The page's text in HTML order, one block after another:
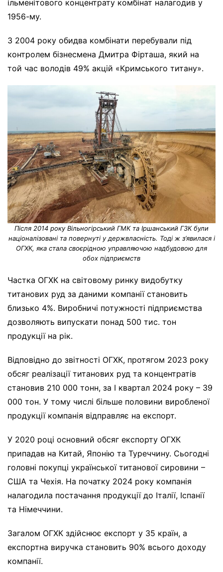
ільменітового концентрату комбінат налагодив у
1956-му.
З 2004 року обидва комбінати перебували під
контролем бізнесмена Дмитра Фірташа, який на
той час володів 49% акцій «Кримського титану».
Після 2014 року Вільногірський ГМК та Іршанський ГЗК були
націоналізовані та повернуті у держвласність. Тоді ж з’явилася і
ОГХК, яка стала своєрідною управляючою надбудовою для
обох підприємств
Частка ОГХК на світовому ринку видобутку
титанових руд за даними компанії становить
близько 4%. Виробничі потужності підприємства
дозволяють випускати понад 500 тис. тон
продукції на рік.
Відповідно до звітності ОГХК, протягом 2023 року
обсяг реалізації титанових руд та концентратів
становив 210 000 тонн, за І квартал 2024 року – 39
000 тон. У тому числі більше половини виробленої
продукції компанія відправляє на експорт.
У 2020 році основний обсяг експорту ОГХК
припадав на Китай, Японію та Туреччину. Сьогодні
головні покупці української титанової сировини –
США та Чехія. На початку 2024 року компанія
налагодила постачання продукції до Італії, Іспанії
та Німеччини.
Загалом ОГХК здійснює експорт у 35 країн, а
експортна виручка становить 90% всього доходу
компанії.